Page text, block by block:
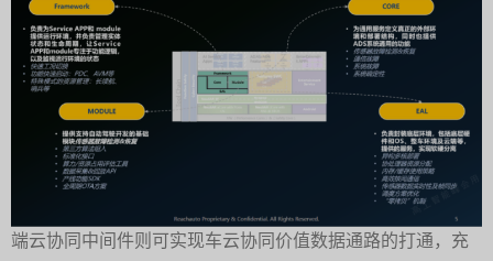
端云协同中间件则可实现车云协同价值数据通路的打通，充